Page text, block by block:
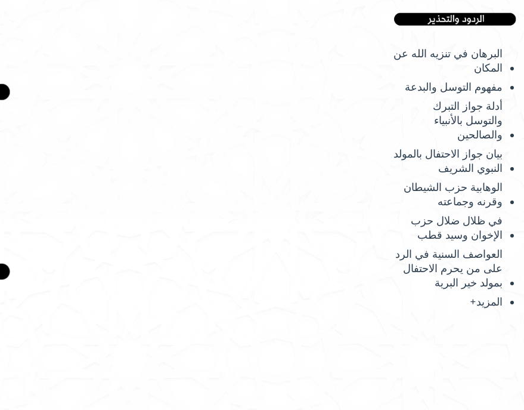
البرهان في تنزيه الله عن
المكان
مفهوم التوسل والبدعة
أدلة جواز التبرك
والتوسل بالأنبياء
والصالحين
بيان جواز الاحتفال بالمولد
النبوي الشريف
الوهابية حزب الشيطان
وقرنه وجماعته
في ظلال ضلال حزب
الإخوان وسيد قطب
العواصف السنية في الرد
على من يحرم الاحتفال
بمولد خير البرية
المزيد+